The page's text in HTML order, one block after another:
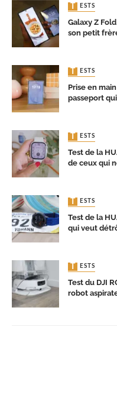
TESTS
Galaxy Z
son petit
TESTS
Prise en
passeport
TESTS
Test de la
de ceux qui
TESTS
Test de la
qui veut
TESTS
Test du DJI
robot